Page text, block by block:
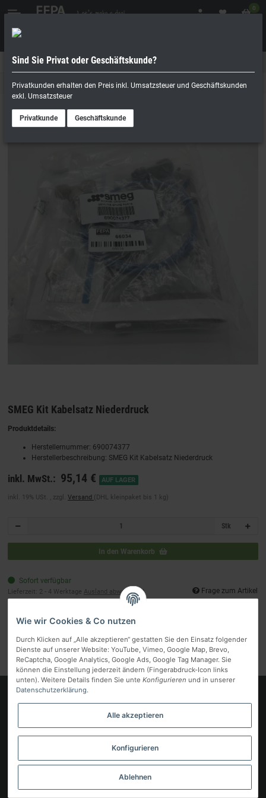
0
Geschäftskunde
SMEG
SMEG Kit Kabelsatz Niederdruck
Produktdetails:
Herstellernummer: 690074377
Herstellerbeschreibung: SMEG Kit Kabelsatz Niederdruck
inkl. MwSt.: 95,14 € AUF LAGER
inkl. 19% USt. , zzgl. Versand (DHL kleinpaket bis 1 kg)
Stk
In den Warenkorb
Sofort verfügbar
Lieferzeit: 2 - 4 Werktage Ausland abweichend Frage zum Artikel
Artikelnummer:66034
Hersteller: SMEG
Gesetzliche Informationen
Vertrag widerrufen
Wie wir Cookies & Co nutzen
Durch Klicken auf „Alle akzeptieren“ gestatten Sie den Einsatz folgender
Dienste auf unserer Website: YouTube, Vimeo, Google Map, Brevo,
ReCaptcha, Google Analytics, Google Ads, Google Tag Manager. Sie
können die Einstellung jederzeit ändern (Fingerabdruck-Icon links
unten). Weitere Details finden Sie unte Konfigurieren und in unserer
Datenschutzerklärung.
Alle akzeptieren
Konfigurieren
Ablehnen
Sind Sie Privat oder Geschäftskunde?
Privatkunden erhalten den Preis inkl. Umsatzsteuer und Geschäftskunden
exkl. Umsatzsteuer
Privatkunde Geschäftskunde